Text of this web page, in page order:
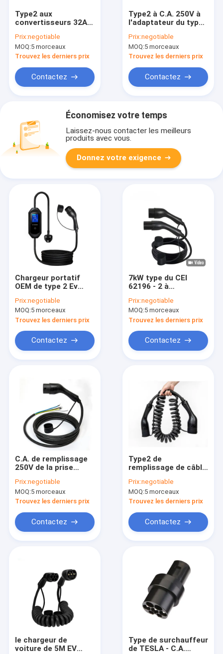
Vidéos
Au sujet de nous
Type2 aux
convertisseurs 32A,
chargeur de voitures
électriques de type 1
d'adaptateur de
Prix:negotiable
MOQ:5 morceaux
Trouvez les derniers prix
Contactez
Type2 à C.A. 250V à
l'adaptateur du type
de voiture électrique,
câble de remplissage
Conveter de 32A
Prix:negotiable
MOQ:5 morceaux
Trouvez les derniers prix
Contactez
Économisez votre temps
Laissez-nous contacter les meilleurs
produits avec vous.
Donnez votre exigence
Chargeur portatif
OEM de type 2 Ev
charge CEI 62196 AC
200-250V
Prix:negotiable
MOQ:5 morceaux
Trouvez les derniers prix
Contactez
7kW type du CEI
62196 - 2 à
station standard de
remplissage de
chargeur de voiture
électrique à C.A.
250V l'Europe de
câble d'EV
Prix:negotiable
MOQ:5 morceaux
Trouvez les derniers prix
Contactez
C.A. de remplissage
250V de la prise
chargeur de voiture
électrique de norme
de l'Europe de câble
Prix:negotiable
MOQ:5 morceaux
Trouvez les derniers prix
Contactez
Type2 de
remplissage de câble
16A 3.5KW au câble
5M de chargeur de
véhicule électrique
Prix:negotiable
MOQ:5 morceaux
Trouvez les derniers prix
Contactez
le chargeur de
voiture de 5M EV
Type de surchauffeur
de TESLA - C.A.